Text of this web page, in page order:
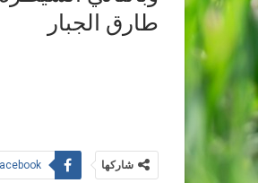
طارق الجبار
شاركها